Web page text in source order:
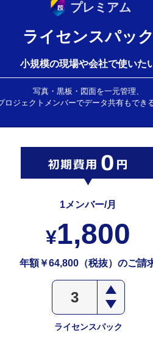
プレミアム
ライセンスパック
小規模の現場や会社で使いた
写真・黒板・図面を一元管理、
ロジェクトメンバーでデータ共有もでき
1メンバー/月
¥1,800
年額￥64,800（税抜）のご請
3
ライセンスパック